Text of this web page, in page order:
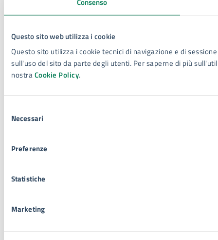
Questo sito web utilizza i cookie
Questo sito utilizza i cookie tecnici di navigazione e di
sull'uso del sito da parte degli utenti. Per saperne di più
nostraCookie Policy.
delNecessari
Preferenze
Statistiche
Marketing